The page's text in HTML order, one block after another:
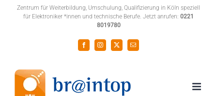
ZumZentrum für Weiterbildung, Umschulung, Qualifizierung in Köln speziell
für Elektroniker *innen und technische Berufe. Jetzt anrufen: 0221
8019780
FacebookInstagram
X
E-
Mail